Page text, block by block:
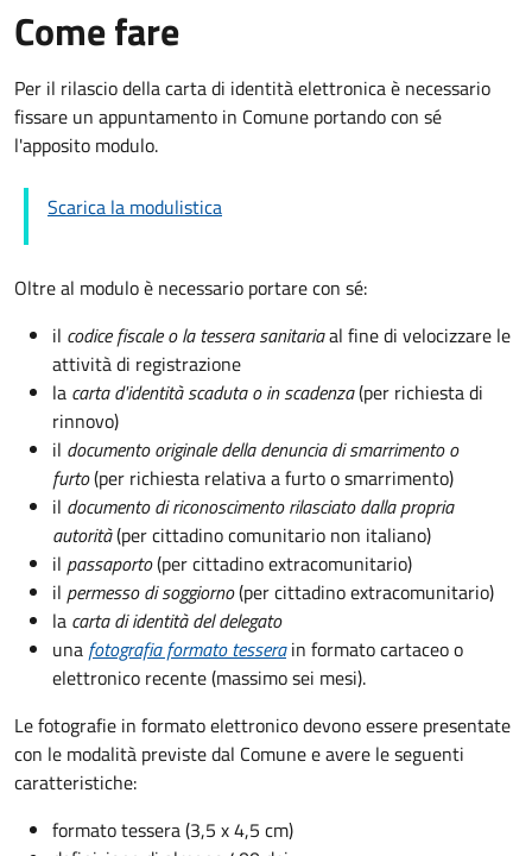
Come fare
Per il rilascio della carta di identità elettronica è necessario
fissare un appuntamento in Comune portando con sé
l'apposito modulo.
Scarica la modulistica
Oltre al modulo è necessario portare con sé:
il codice fiscale o la tessera sanitariaal fine di velocizzare le
attività di registrazione
la carta d'identità scaduta o in scadenza(per richiesta di
rinnovo)
il documento originale della denuncia di smarrimento o
furto(per richiesta relativa a furto o smarrimento)
il documento di riconoscimento rilasciato dalla propria
autorità(per cittadino comunitario non italiano)
il passaporto(per cittadino extracomunitario)
il permesso di soggiorno(per cittadino extracomunitario)
la carta di identità del delegato
una fotografia formato tessera in formato cartaceo o
elettronico recente (massimo sei mesi).
Le fotografie in formato elettronico devono essere presentate
con le modalità previste dal Comune e avere le seguenti
caratteristiche:
formato tessera (3,5 x 4,5 cm)